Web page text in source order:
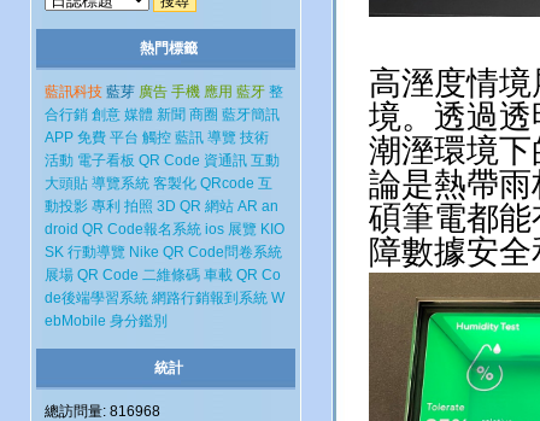
高溼度情
境。透過
潮溼環境
論是熱帶
碩筆電都
障數據安
熱門標籤
藍訊科技 藍芽 廣告 手機 應用 藍牙 整
合行銷 創意 媒體 新聞 商圈 藍牙簡訊
APP 免費 平台 觸控 藍訊 導覽 技術
活動 電子看板 QR Code 資通訊 互動
大頭貼 導覽系統 客製化 QRcode 互
動投影 專利 拍照 3D QR 網站 AR an
droid QR Code報名系統 ios 展覽 KIO
SK 行動導覽 Nike QR Code問卷系統
展場 QR Code 二維條碼 車載 QR Co
de後端學習系統 網路行銷報到系統 W
ebMobile 身分鑑別
統計
總訪問量: 816968